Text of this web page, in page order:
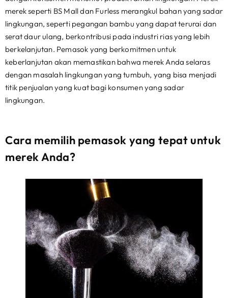
merek seperti BS Mall dan Furless merangkul bahan yang sadar
lingkungan, seperti pegangan bambu yang dapat terurai dan
serat daur ulang, berkontribusi pada industri rias yang lebih
berkelanjutan. Pemasok yang berkomitmen untuk
keberlanjutan akan memastikan bahwa merek Anda selaras
dengan masalah lingkungan yang tumbuh, yang bisa menjadi
titik penjualan yang kuat bagi konsumen yang sadar
lingkungan.
Cara memilih pemasok yang tepat untuk
merek Anda?